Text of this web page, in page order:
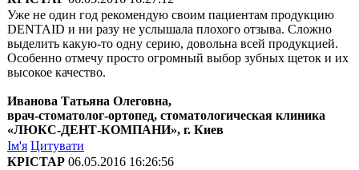
Уже не один год рекомендую своим пациентам продукцию
DENTAID и ни разу не услышала плохого отзыва. Сложно
выделить какую-то одну серию, довольна всей продукцией.
Особенно отмечу просто огромный выбор зубных щеток и их
высокое качество.
Иванова Татьяна Олеговна,
врач-стоматолог-ортопед, стоматологическая клиника
«ЛЮКС-ДЕНТ-КОМПАНИ», г. Киев
Ім'я Цитувати
КРІСТАР 06.05.2016 16:26:56